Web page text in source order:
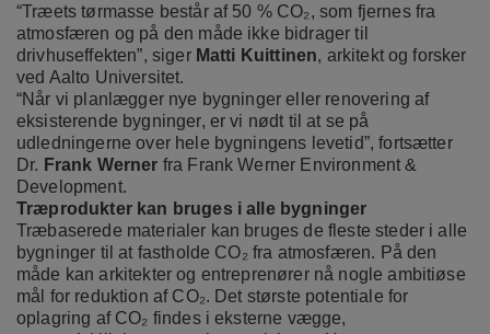
“Træets tørmasse består af 50 % CO₂, som fjernes fra
atmosfæren og på den måde ikke bidrager til
drivhuseffekten”, siger Matti Kuittinen, arkitekt og forsker
ved Aalto Universitet.
“Når vi planlægger nye bygninger eller renovering af
eksisterende bygninger, er vi nødt til at se på
udledningerne over hele bygningens levetid”, fortsætter
Dr. Frank Werner fra Frank Werner Environment &
Development.
Træprodukter kan bruges i alle bygninger
Træbaserede materialer kan bruges de fleste steder i alle
bygninger til at fastholde CO₂ fra atmosfæren. På den
måde kan arkitekter og entreprenører nå nogle ambitiøse
mål for reduktion af CO₂. Det største potentiale for
oplagring af CO₂ findes i eksterne vægge,